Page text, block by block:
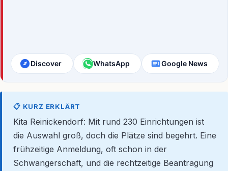
Discover WhatsApp Google News
📋 KURZ ERKLÄRT
Kita Reinickendorf: Mit rund 230 Einrichtungen ist
die Auswahl groß, doch die Plätze sind begehrt. Eine
frühzeitige Anmeldung, oft schon in der
Schwangerschaft, und die rechtzeitige Beantragung